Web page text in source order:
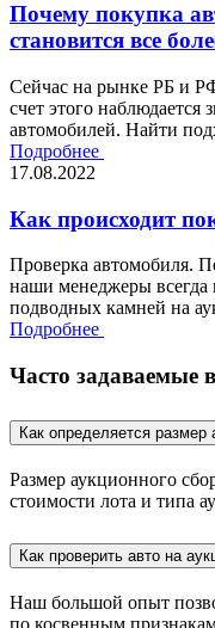
Почему покупка
становится все
Сейчас на рынке РБ и
счет этого
автомобилей. Найти
Подробнее
17.08.2022
Как происходит
Проверка автомобиля.
наши менеджеры всегда
подводных камней на
Подробнее
Часто задаваемые
Как определяется размер
Размер аукционного
стоимости лота и типа
Как проверить авто на
Наш большой опыт
по косвенным